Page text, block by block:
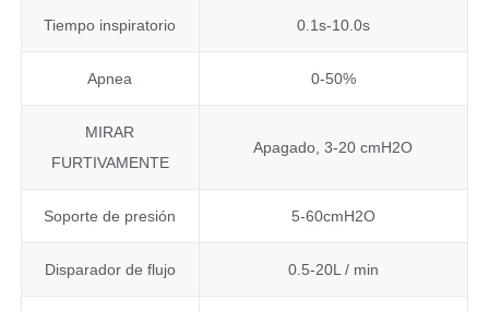
Tiempo inspiratorio 0.1s-10.0s
Apnea 0-50%
MIRAR
FURTIVAMENTE
Apagado, 3-20 cmH2O
Soporte de presión 5-60cmH2O
Disparador de flujo 0.5-20L / min